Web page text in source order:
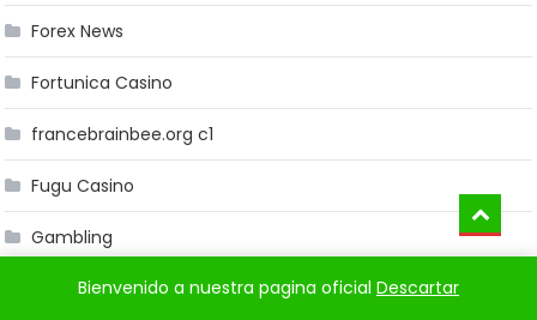
Forex News
Fortunica Casino
francebrainbee.org c1
Fugu Casino
Gambling
gambling/casino
Bienvenido a nuestra pagina oficial Descartar